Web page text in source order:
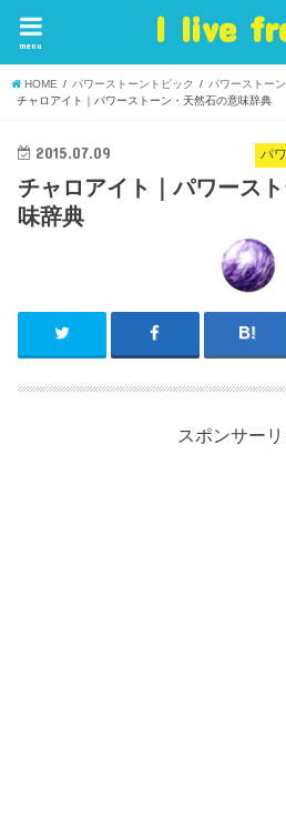
I live
menu
HOME パワーストーントピック
パワーストー
チャロアイト｜パワーストーン・天然石の意味辞典
パ
2015.07.09
チャロアイト｜パワース
味辞典
スポンサーリ